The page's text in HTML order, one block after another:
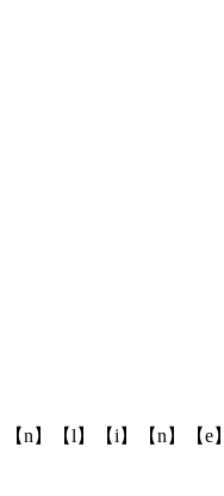
n】【l】【i】【n】【e】